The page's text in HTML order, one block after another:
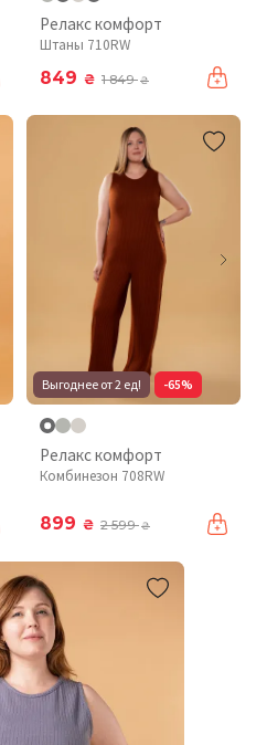
Релакс комфорт
Штаны 710RW
849 ₴ 1 849₴
Выгоднее от 2 ед! -65%
Релакс комфорт
Комбинезон 708RW
899 ₴ 2 599₴